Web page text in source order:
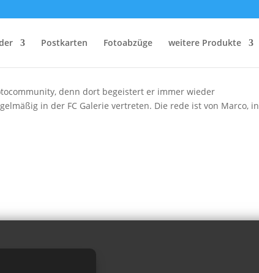
Postkarten Fotoabzüge weitere Produkte
denn dort begeistert er immer wieder
in der FC Galerie vertreten. Die rede ist von Marco, in